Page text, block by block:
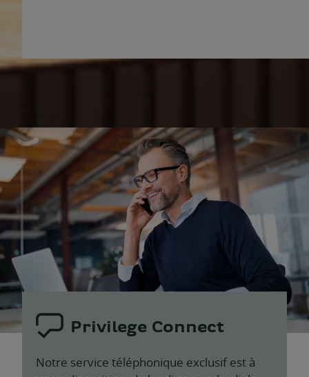
Privilege Connect
Notre service téléphonique exclusif est à